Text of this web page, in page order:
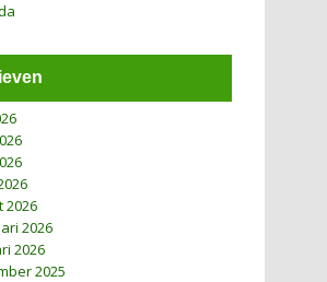
2026
2026
2026
2025